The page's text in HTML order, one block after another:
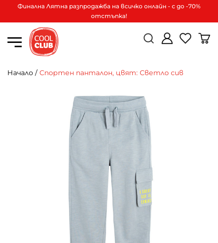
Финална Лятна разпродажба на всичко онлайн - с до -70%
отстъпка!
Начало / Спортен панталон, цвят: Светло сив